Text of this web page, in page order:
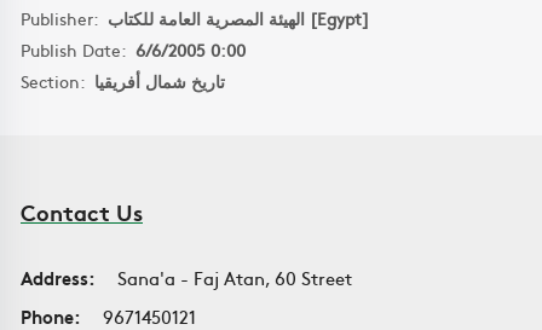
Publisher:
الهيئة المصرية العامة للكتاب [Egypt]
Publish Date: 6/6/2005 0:00
Section: تاريخ شمال أفريقيا
Contact Us
Address:
Sana'a - Faj Atan, 60 Street
Phone:
9671450121